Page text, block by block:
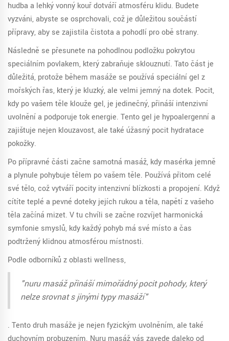
hudba a lehký vonný kouř dotváří atmosféru klidu. Budete
vyzváni, abyste se osprchovali, což je důležitou součástí
přípravy, aby se zajistila čistota a pohodlí pro obě strany.
Následně se přesunete na pohodlnou podložku pokrytou
speciálním povlakem, který zabraňuje sklouznutí. Tato část je
důležitá, protože během masáže se používá speciální gel z
mořských řas, který je kluzký, ale velmi jemný na dotek. Pocit,
kdy po vašem těle klouže gel, je jedinečný, přináší intenzivní
uvolnění a podporuje tok energie. Tento gel je hypoalergenní a
zajišťuje nejen klouzavost, ale také úžasný pocit hydratace
pokožky.
Po přípravné části začne samotná masáž, kdy masérka jemně
a plynule pohybuje tělem po vašem těle. Používá přitom celé
své tělo, což vytváří pocity intenzivní blízkosti a propojení. Když
cítíte teplé a pevné doteky jejích rukou a těla, napětí z vašeho
těla začíná mizet. V tu chvíli se začne rozvíjet harmonická
symfonie smyslů, kdy každý pohyb má své místo a čas
podtržený klidnou atmosférou místnosti.
Podle odborníků z oblasti wellness,
"nuru masáž přináší mimořádný pocit pohody, který
nelze srovnat s jinými typy masáží"
. Tento druh masáže je nejen fyzickým uvolněním, ale také
duchovním probuzením. Nuru masáž vás zavede daleko od